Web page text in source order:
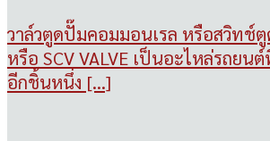
วาล์วตูดปั๊มคอมมอนเรล หรือสวิทช์
หรือ SCV VALVE เป็นอะไหล่รถยน
อีกชิ้นหนึ่ง [...]